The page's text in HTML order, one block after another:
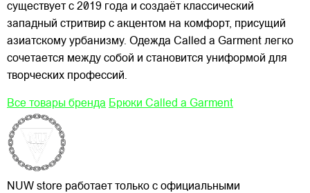
существует с 2019 года и создаёт классический
западный стритвир с акцентом на комфорт, присущий
азиатскому урбанизму. Одежда Called a Garment легко
сочетается между собой и становится униформой для
творческих профессий.
Все товары бренда Брюки Called a Garment
NUW store работает только с официальными